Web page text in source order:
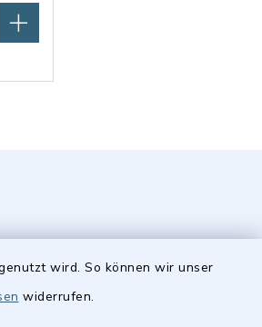
wird. So können wir unser
widerrufen.